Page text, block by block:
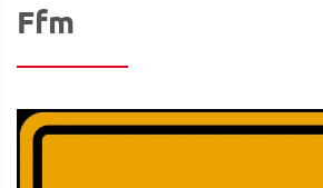
Ffm